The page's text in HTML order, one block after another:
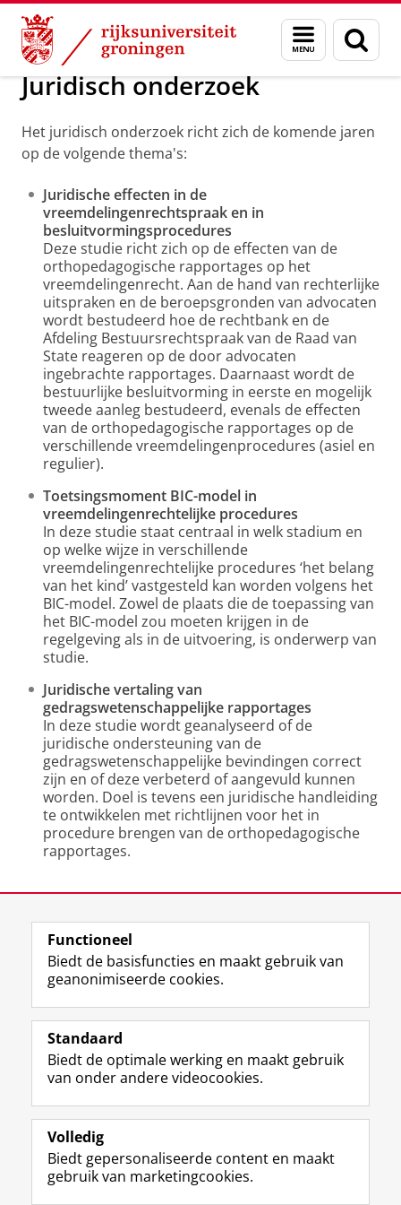
Skip
Content
Skip
Navigation
Menu
en
zoeken
Onderzoek Wetenschappelijk onderzoek
Juridisch onderzoek
Het juridisch onderzoek richt zich de komende jaren
op de volgende thema's:
Juridischeeffecten in de
vreemdelingenrechtspraak en in
besluitvormingsprocedures
Deze studie richt zich op de effecten van de
orthopedagogische rapportages op het
vreemdelingenrecht. Aan de hand van rechterlijke
uitspraken en de beroepsgronden van advocaten
wordt bestudeerd hoe de rechtbank en de
Afdeling Bestuursrechtspraak van de Raad van
State reageren op de door advocaten
ingebrachte rapportages. Daarnaast wordt de
bestuurlijke besluitvorming in eerste en mogelijk
tweede aanleg bestudeerd, evenals de effecten
van de orthopedagogische rapportages op de
verschillende vreemdelingenprocedures (asiel en
regulier).
Toetsingsmoment BIC-model in
vreemdelingenrechtelijke procedures
In deze studie staat centraal in welk stadium en
op welke wijze in verschillende
vreemdelingenrechtelijke procedures ‘het belang
van het kind’ vastgesteld kan worden volgens het
BIC-model. Zowel de plaats die de toepassing van
het BIC-model zou moeten krijgen in de
regelgeving als in de uitvoering, is onderwerp van
studie.
Juridische vertaling van
gedragswetenschappelijke rapportages
In deze studie wordt geanalyseerd of de
juridische ondersteuning van de
gedragswetenschappelijke bevindingen correct
zijn en of deze verbeterd of aangevuld kunnen
worden. Doel is tevens een juridische handleiding
te ontwikkelen met richtlijnen voor het in
procedure brengen van de orthopedagogische
rapportages.
View this page in:English
Volg de RUG
F
a
e
b
o
p
a
L
i
k
e
I
-
p
R
S
-
f
e
R
I
n
t
r
m
Y
o
T
e
k
Studiekiezers
Alumni
Over ons
Functioneel
Biedt de basisfuncties en maakt gebruik van
geanonimiseerde cookies.
Standaard
Biedt de optimale werking en maakt gebruik
van onder andere videocookies.
Volledig
Biedt gepersonaliseerde content en maakt
gebruik van marketingcookies.